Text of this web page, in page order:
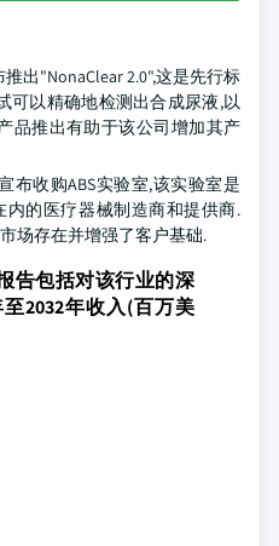
推出"NonaClear 2.0",这是先行标
可以精确地检测出合成尿液,以
品推出有助于该公司增加其产
布收购ABS实验室,该实验室是
的医疗器械制造商和提供商.
场存在并增强了客户基础.
告包括对该行业的深
2032年收入(百万美